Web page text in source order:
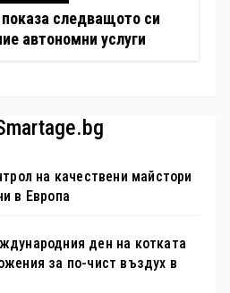
следващото си
автономни услуги
на качествени майстори
в Европа
ден на котката
за по-чист въздух в